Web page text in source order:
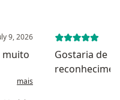
9, 2026
muito
mais
Gostaria de